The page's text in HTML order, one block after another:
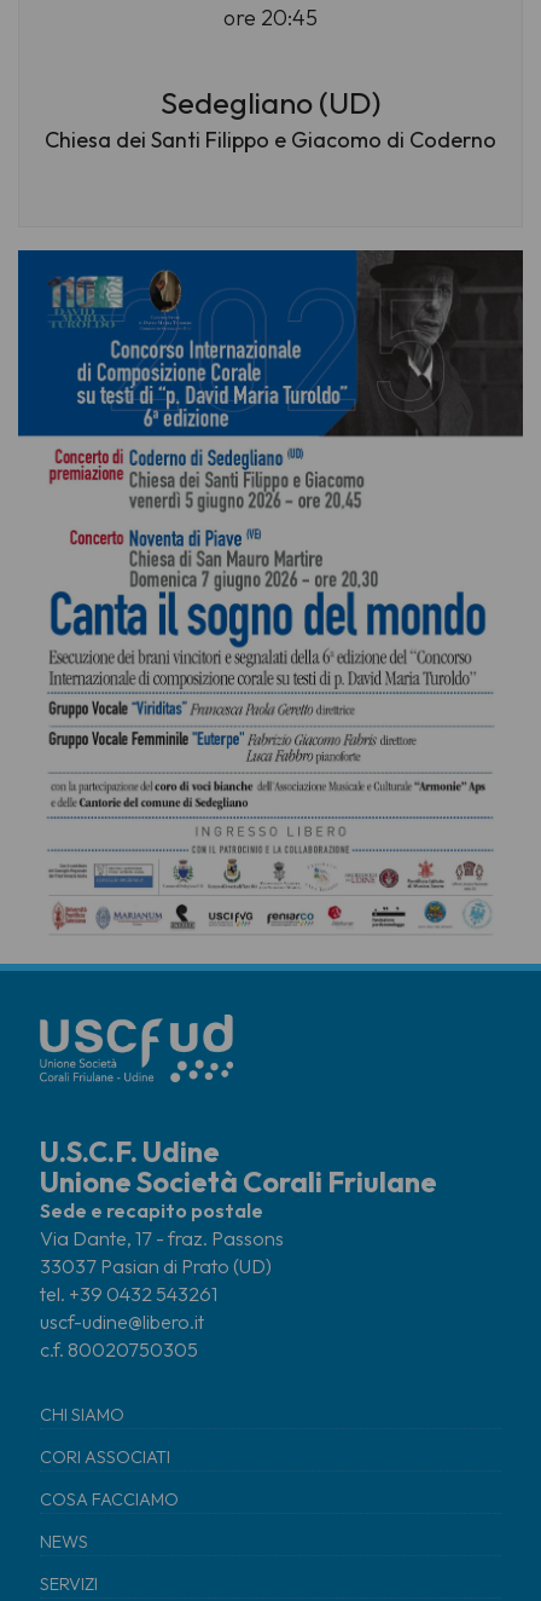
ore 20:45
Sedegliano (UD)
Chiesa dei Santi Filippo e Giacomo di Coderno
U.S.C.F. Udine
Unione Società Corali Friulane
Sede e recapito postale
Via Dante, 17 - fraz. Passons
33037 Pasian di Prato (UD)
tel. +39 0432 543261
uscf-udine@libero.it
c.f. 80020750305
CHI SIAMO
CORI ASSOCIATI
COSA FACCIAMO
NEWS
SERVIZI